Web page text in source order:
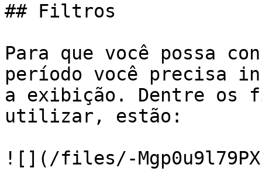
## Filtros
Para que você possa
período você precisa
a exibição. Dentre os
utilizar, estão:
![](/files/-